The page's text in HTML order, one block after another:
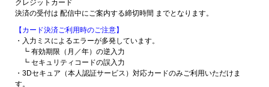
クレジットカード
決済の受付は 配信中にご案内する締切時間 までとなります。
【カード決済ご利用時のご注意】
・入力ミスによるエラーが多発しています。
┗ 有効期限（月／年）の逆入力
┗ セキュリティコードの誤入力
・3Dセキュア（本人認証サービス）対応カードのみご利用いただけま
す。